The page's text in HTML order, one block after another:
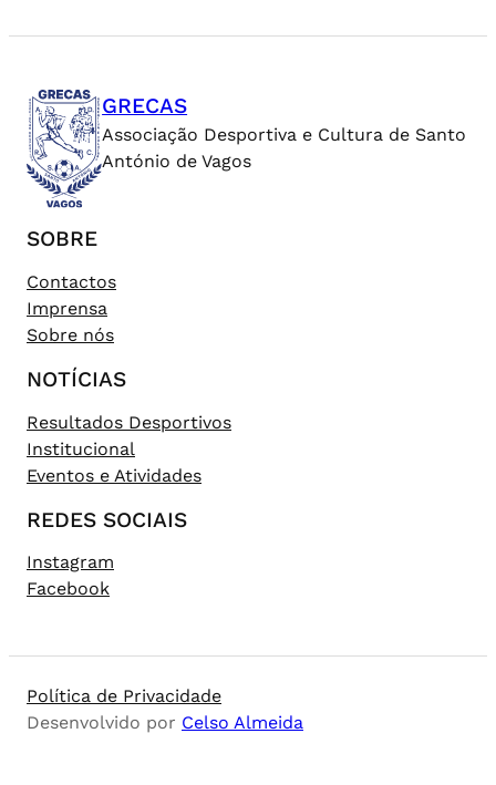
GRECAS
Associação Desportiva e Cultura de Santo
António de Vagos
SOBRE
Contactos
Imprensa
Sobre nós
NOTÍCIAS
Resultados Desportivos
Institucional
Eventos e Atividades
REDES SOCIAIS
Instagram
Facebook
Política de Privacidade
Desenvolvido por Celso Almeida